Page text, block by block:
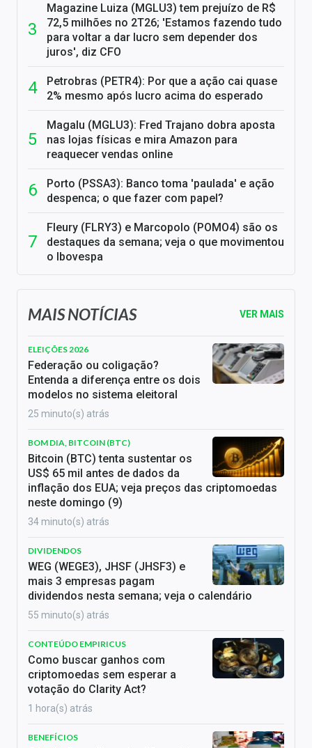
Magazine Luiza (MGLU3) tem prejuízo de R$
72,5 milhões no 2T26; 'Estamos fazendo tudo
para voltar a dar lucro sem depender dos
juros', diz CFO
Petrobras (PETR4): Por que a ação cai quase
2% mesmo após lucro acima do esperado
Magalu (MGLU3): Fred Trajano dobra aposta
nas lojas físicas e mira Amazon para
reaquecer vendas online
Porto (PSSA3): Banco toma 'paulada' e ação
despenca; o que fazer com papel?
Fleury (FLRY3) e Marcopolo (POMO4) são os
destaques da semana; veja o que movimentou
o Ibovespa
MAIS NOTÍCIAS VER MAIS
ELEIÇÕES 2026
Federação ou coligação?
Entenda a diferença entre os dois
modelos no sistema eleitoral
25 minuto(s) atrás
BOM DIA, BITCOIN (BTC)
Bitcoin (BTC) tenta sustentar os
US$ 65 mil antes de dados da
inflação dos EUA; veja preços das criptomoedas
neste domingo (9)
34 minuto(s) atrás
DIVIDENDOS
WEG (WEGE3), JHSF (JHSF3) e
mais 3 empresas pagam
dividendos nesta semana; veja o calendário
55 minuto(s) atrás
CONTEÚDO EMPIRICUS
Como buscar ganhos com
criptomoedas sem esperar a
votação do Clarity Act?
1 hora(s) atrás
BENEFÍCIOS